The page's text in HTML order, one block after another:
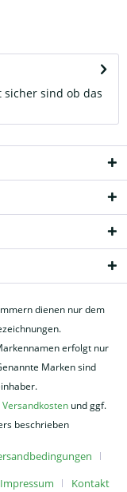
sicher sind ob das
dienen nur dem
erfolgt nur
Marken sind
Versandkosten und ggf.
beschrieben
Impressum Kontakt